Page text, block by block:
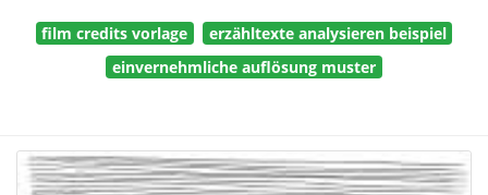
film credits vorlage
erzähltexte analysieren beispiel
einvernehmliche auflösung muster